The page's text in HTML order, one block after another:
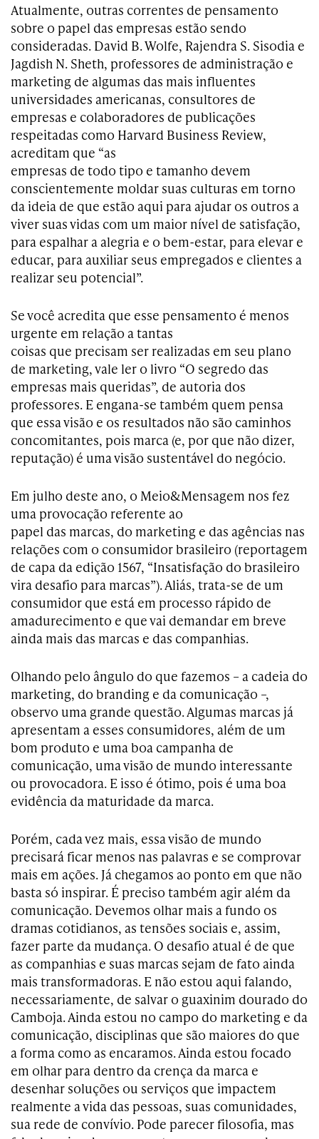
Atualmente, outras correntes de pensamento
sobre o papel das empresas estão sendo
consideradas. David B. Wolfe, Rajendra S. Sisodia e
Jagdish N. Sheth, professores de administração e
marketing de algumas das mais influentes
universidades americanas, consultores de
empresas e colaboradores de publicações
respeitadas como Harvard Business Review,
acreditam que “as
empresas de todo tipo e tamanho devem
conscientemente moldar suas culturas em torno
da ideia de que estão aqui para ajudar os outros a
viver suas vidas com um maior nível de satisfação,
para espalhar a alegria e o bem-estar, para elevar e
educar, para auxiliar seus empregados e clientes a
realizar seu potencial”.
Se você acredita que esse pensamento é menos
urgente em relação a tantas
coisas que precisam ser realizadas em seu plano
de marketing, vale ler o livro “O segredo das
empresas mais queridas”, de autoria dos
professores. E engana-se também quem pensa
que essa visão e os resultados não são caminhos
concomitantes, pois marca (e, por que não dizer,
reputação) é uma visão sustentável do negócio.
Em julho deste ano, o Meio&Mensagem nos fez
uma provocação referente ao
papel das marcas, do marketing e das agências nas
relações com o consumidor brasileiro (reportagem
de capa da edição 1567, “Insatisfação do brasileiro
vira desafio para marcas”). Aliás, trata-se de um
consumidor que está em processo rápido de
amadurecimento e que vai demandar em breve
ainda mais das marcas e das companhias.
Olhando pelo ângulo do que fazemos – a cadeia do
marketing, do branding e da comunicação –,
observo uma grande questão. Algumas marcas já
apresentam a esses consumidores, além de um
bom produto e uma boa campanha de
comunicação, uma visão de mundo interessante
ou provocadora. E isso é ótimo, pois é uma boa
evidência da maturidade da marca.
Porém, cada vez mais, essa visão de mundo
precisará ficar menos nas palavras e se comprovar
mais em ações. Já chegamos ao ponto em que não
basta só inspirar. É preciso também agir além da
comunicação. Devemos olhar mais a fundo os
dramas cotidianos, as tensões sociais e, assim,
fazer parte da mudança. O desafio atual é de que
as companhias e suas marcas sejam de fato ainda
mais transformadoras. E não estou aqui falando,
necessariamente, de salvar o guaxinim dourado do
Camboja. Ainda estou no campo do marketing e da
comunicação, disciplinas que são maiores do que
a forma como as encaramos. Ainda estou focado
em olhar para dentro da crença da marca e
desenhar soluções ou serviços que impactem
realmente a vida das pessoas, suas comunidades,
sua rede de convívio. Pode parecer filosofia, mas